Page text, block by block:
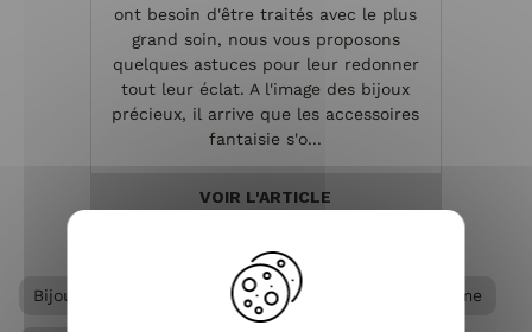
ont besoin d'être traités avec le plus
grand soin, nous vous proposons
quelques astuces pour leur redonner
tout leur éclat. A l'image des bijoux
précieux, il arrive que les accessoires
fantaisie s'o...
VOIR L'ARTICLE
Bijoux acier femme Boucles d'oreilles acier femme